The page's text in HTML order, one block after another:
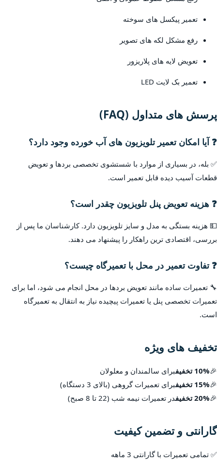
تعمیر پیکسل های سوخته
رفع مشکل لکه های تصویر
تعویض لایه های پلاریزور
تعمیر بک لایت LED
پرسش های متداول (FAQ)
❓ آیا امکان تعمیر تلویزیون های آب خورده وجود دارد؟
✅ بله، در بسیاری از موارد با شستشوی تخصصی بردها و تعویض
قطعات آسیب دیده قابل تعمیر است.
❓ هزینه تعویض پنل تلویزیون چقدر است؟
💵 هزینه بستگی به مدل و سایز تلویزیون دارد. کارشناسان ما پس از
بررسی، اقتصادی ترین راهکار را پیشنهاد می دهند.
❓ تفاوت تعمیر در محل با تعمیرگاه چیست؟
🔧 تعمیرات ساده مانند تعویض بردها در محل انجام می شود، اما برای
تعمیرات تخصصی پنل یا تعمیرات پیچیده نیاز به انتقال به تعمیرگاه
است.
تخفیف های ویژه
🎉10% تخفیف
برای سالمندان و معلولان
🎉15% تخفیف
برای تعمیرات گروهی (بالای 3 دستگاه)
🎉20% تخفیف در تعمیرات نیمه شب (22 تا 8 صبح)
گارانتی و تضمین کیفیت
✅ تمامی تعمیرات با گارانتی 3 ماهه